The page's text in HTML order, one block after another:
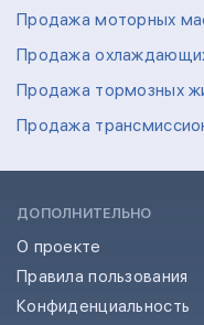
Продажа моторных
Продажа
Продажа тормозных
Продажа
ДОПОЛНИТЕЛЬНО
О проекте
Правила пользования
Конфиденциальность